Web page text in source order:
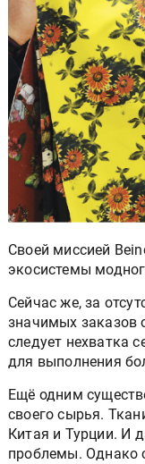
Своей миссией
экосистемы
Сейчас же, за
значимых заказов
следует нехватка
для выполнения
Ещё одним
своего сырья.
Китая и Турции. И
проблемы. Однако